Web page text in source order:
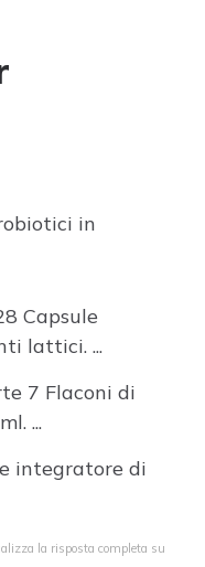
in
Capsule
lattici. ...
7 Flaconi di
...
integratore di
la risposta completa su